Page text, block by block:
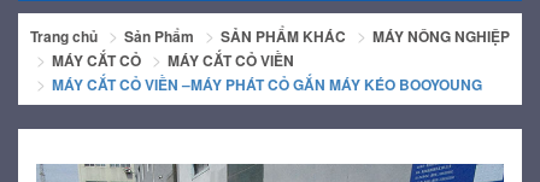
Trang chủ Sản Phẩm SẢN PHẨM KHÁC
MÁY NÔNG NGHIỆP
MÁY CẮT CỎ
MÁY CẮT CỎ VIỀN
MÁY CẮT CỎ VIỀN –MÁY PHÁT CỎ GẮN MÁY KÉO BOOYOUNG